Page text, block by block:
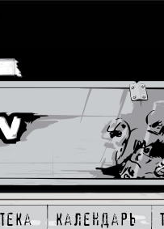
календарь